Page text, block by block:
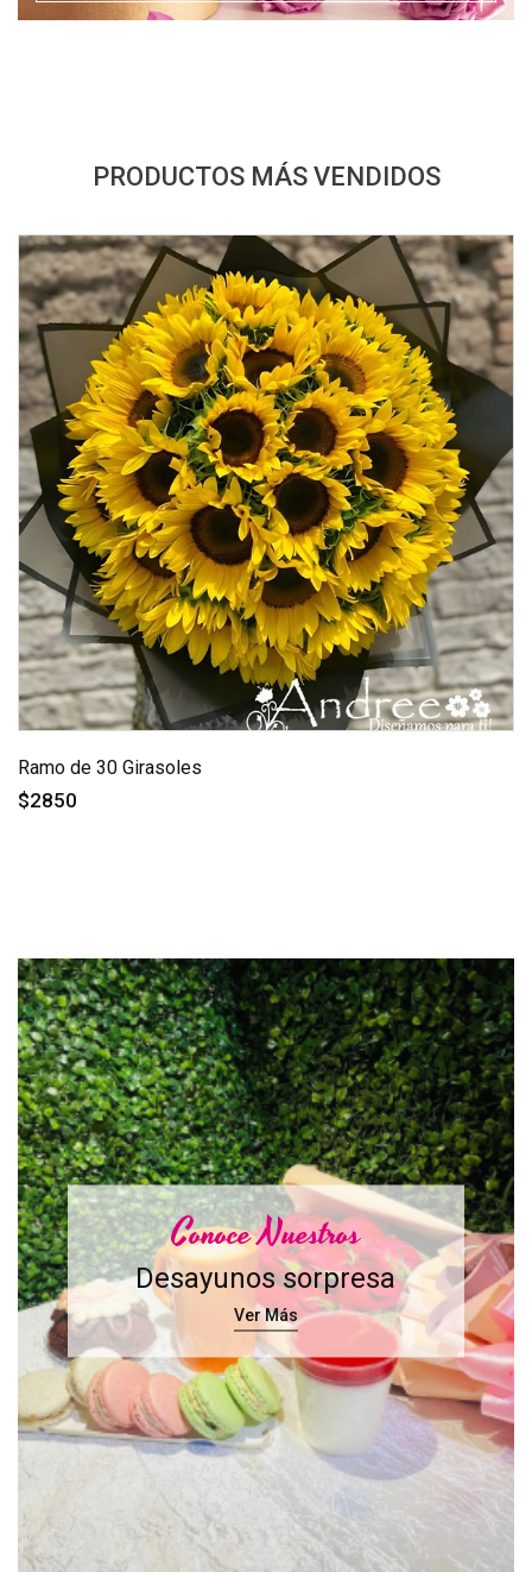
PRODUCTOS MÁS VENDIDOS
Ramo de 30 Girasoles
$2850
Conoce Nuestros
Desayunos sorpresa
Ver Más